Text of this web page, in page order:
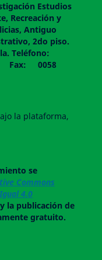
Estudios
Recreación y
Antiguo
2do piso.
Teléfono:
0058
la plataforma,
se
Commons
4.0
la publicación de
gratuito.